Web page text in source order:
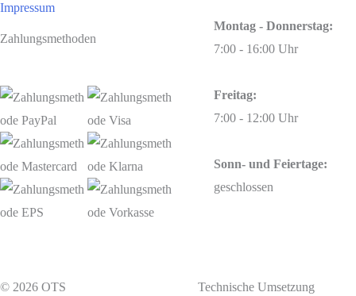
Impressum
Zahlungsmethoden
Montag - Donnerstag:
7:00 - 16:00 Uhr
Freitag:
7:00 - 12:00 Uhr
Sonn- und Feiertage:
geschlossen
© 2026 OTS
Technische Umsetzung